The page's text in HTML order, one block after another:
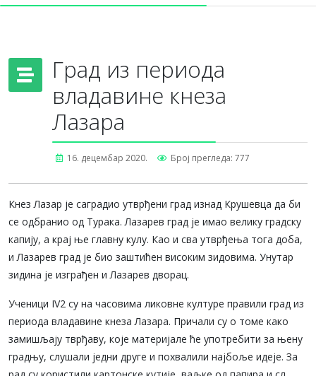
Град из периода
владавине кнеза
Лазара
16. децембар 2020. Број прегледа: 777
Кнез Лазар је саградио утврђени град изнад Крушевца да би
се одбранио од Турака. Лазарев град је имао велику градску
капију, а крај ње главну кулу. Као и сва утврђења тога доба,
и Лазарев град је био заштићен високим зидовима. Унутар
зидина је изграђен и Лазарев дворац.
Ученици IV2 су на часовима ликовне културе правили град из
периода владавине кнеза Лазара. Причали су о томе како
замишљају тврђаву, које материјале ће употребити за њену
градњу, слушали једни друге и похвалили најбоље идеје. За